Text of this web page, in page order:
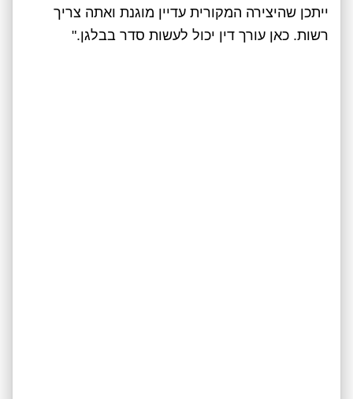
ייתכן שהיצירה המקורית עדיין מוגנת ואתה צריך
רשות. כאן עורך דין יכול לעשות סדר בבלגן."